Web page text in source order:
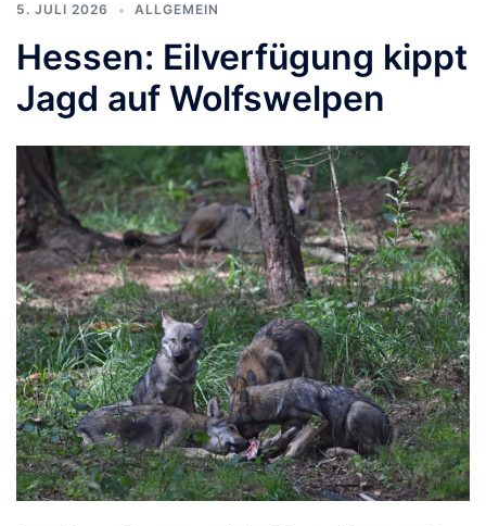
5. JULI 2026 ALLGEMEIN
Hessen: Eilverfügung kippt
Jagd auf Wolfswelpen